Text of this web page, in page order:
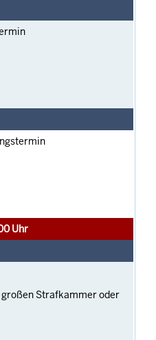
Uhr
Strafkammer oder